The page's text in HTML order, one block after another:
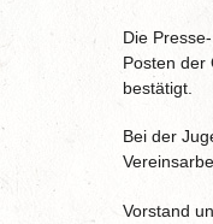
Die
Posten der
bestätigt.
Bei der
Vorstand